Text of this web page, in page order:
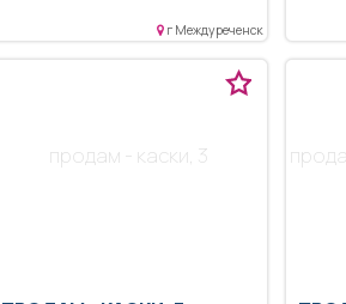
г Междуреченск
продам - каски, 3